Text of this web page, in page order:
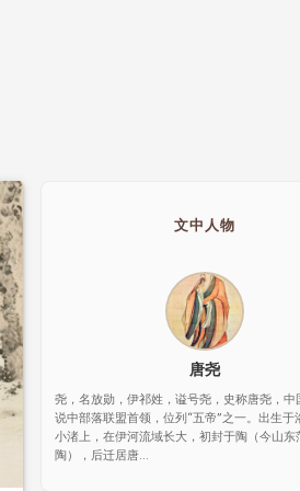
文中人物
唐尧
尧，名放勋，伊祁姓，谥号尧，史称唐尧，中
说中部落联盟首领，位列“五帝”之一。出生于
小渚上，在伊河流域长大，初封于陶（今山东
陶），后迁居唐...